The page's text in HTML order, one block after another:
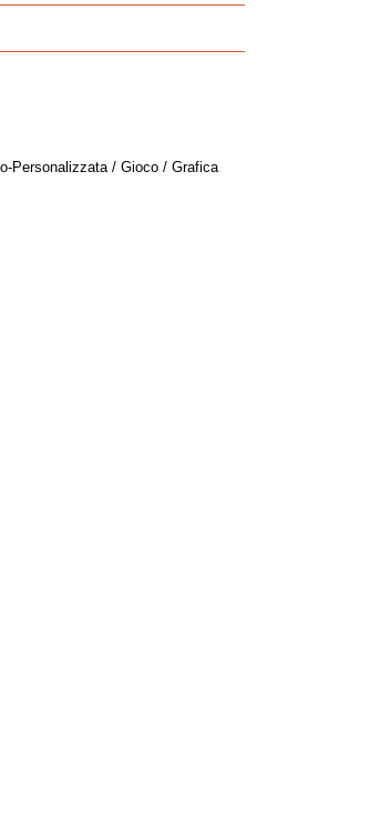
Personalizzata / Gioco / Grafica